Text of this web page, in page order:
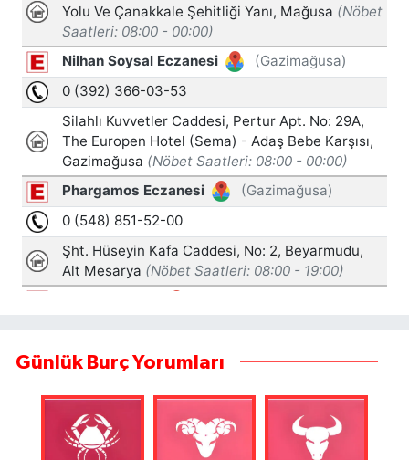
Günlük Burç Yorumları